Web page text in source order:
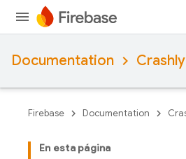
Documentation
Firebase Documentation
En esta página